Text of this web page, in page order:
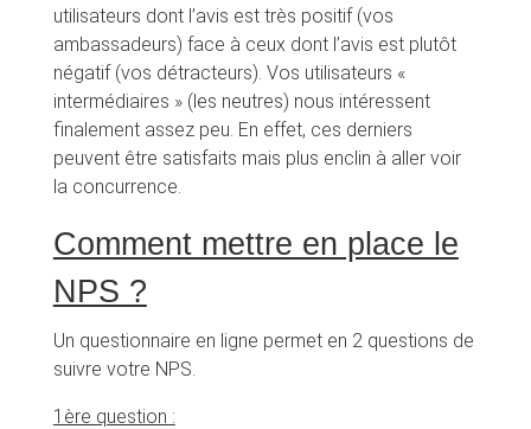
utilisateurs dont l’avis est très positif (vos
ambassadeurs) face à ceux dont l’avis est plutôt
négatif (vos détracteurs). Vos utilisateurs «
intermédiaires » (les neutres) nous intéressent
finalement assez peu. En effet, ces derniers
peuvent être satisfaits mais plus enclin à aller voir
la concurrence.
Comment mettre en place le
NPS ?
Un questionnaire en ligne permet en 2 questions de
suivre votre NPS.
1ère question :